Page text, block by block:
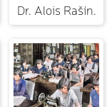
Dr. Alois Rašín.